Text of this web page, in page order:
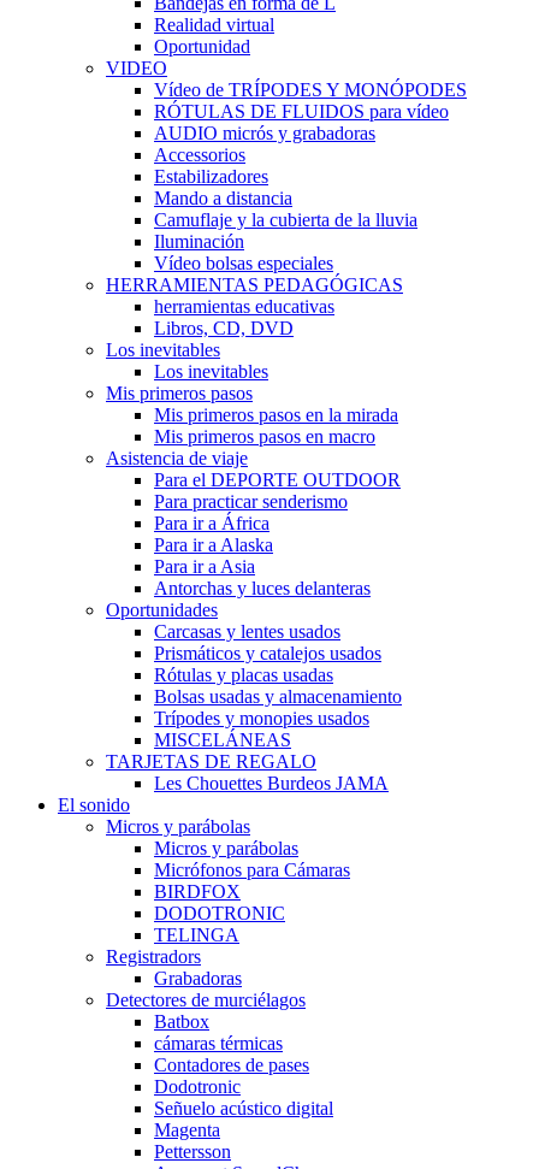
Realidad virtual
Oportunidad
VIDEO
Vídeo de TRÍPODES Y MONÓPODES
RÓTULAS DE FLUIDOS para vídeo
AUDIO micrós y grabadoras
Accessorios
Estabilizadores
Mando a distancia
Camuflaje y la cubierta de la lluvia
Iluminación
Vídeo bolsas especiales
HERRAMIENTAS PEDAGÓGICAS
herramientas educativas
Libros, CD, DVD
Los inevitables
Los inevitables
Mis primeros pasos
Mis primeros pasos en la mirada
Mis primeros pasos en macro
Asistencia de viaje
Para el DEPORTE OUTDOOR
Para practicar senderismo
Para ir a África
Para ir a Alaska
Para ir a Asia
Antorchas y luces delanteras
Oportunidades
Carcasas y lentes usados
Prismáticos y catalejos usados
Rótulas y placas usadas
Bolsas usadas y almacenamiento
Trípodes y monopies usados
MISCELÁNEAS
TARJETAS DE REGALO
Les Chouettes Burdeos JAMA
El sonido
Micros y parábolas
Micros y parábolas
Micrófonos para Cámaras
BIRDFOX
DODOTRONIC
TELINGA
Registradors
Grabadoras
Detectores de murciélagos
Batbox
cámaras térmicas
Contadores de pases
Dodotronic
Señuelo acústico digital
Magenta
Pettersson